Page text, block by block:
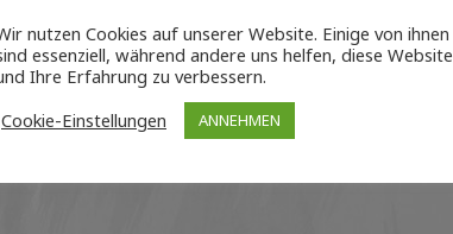
nutzen Cookies auf unserer Website. Einige von ihnen
essenziell, während andere uns helfen, diese Website
Ihre Erfahrung zu verbessern.
Cookie-Einstellungen
ANNEHMEN